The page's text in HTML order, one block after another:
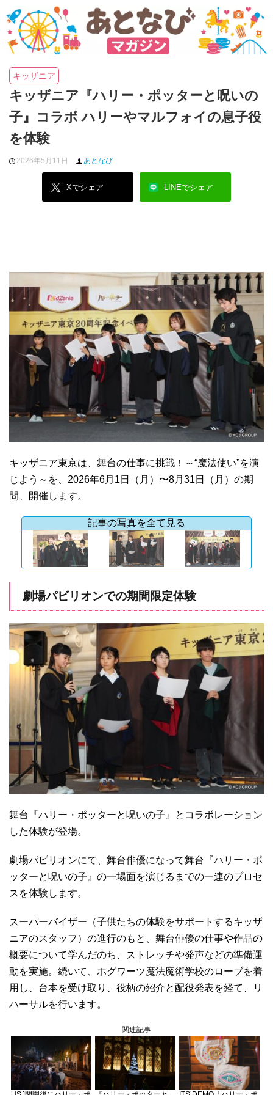
キッザニア
キッザニア『ハリー・ポッターと呪いの
子』コラボ ハリーやマルフォイの息子役
を体験
2026年5月11日 あとなび
Xでシェア LINEでシェア
キッザニア東京は、舞台の仕事に挑戦！～“魔法使い”を演
じよう～を、2026年6月1日（月）〜8月31日（月）の期
間、開催します。
記事の写真を全て見る
劇場パビリオンでの期間限定体験
舞台『ハリー・ポッターと呪いの子』とコラボレーション
した体験が登場。
劇場パビリオンにて、舞台俳優になって舞台『ハリー・ポ
ッターと呪いの子』の一場面を演じるまでの一連のプロセ
スを体験します。
スーパーバイザー（子供たちの体験をサポートするキッザ
ニアのスタッフ）の進行のもと、舞台俳優の仕事や作品の
概要について学んだのち、ストレッチや発声などの準備運
動を実施。続いて、ホグワーツ魔法魔術学校のローブを着
用し、台本を受け取り、役柄の紹介と配役発表を経て、リ
ハーサルを行います。
関連記事